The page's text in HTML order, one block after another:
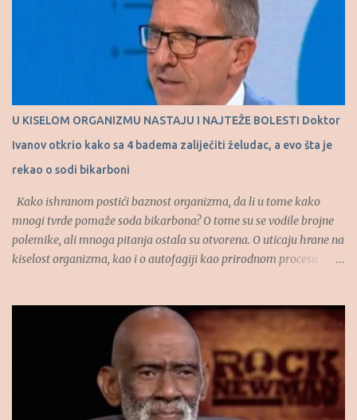
U KISELOM ORGANIZMU NASTAJU I NAJTEŽE BOLESTI Doktor
Ivanov otkrio kako sa 4 badema zaliječiti želudac, a evo šta je
rekao o sodi bikarboni
Kako ishranom postići baznost organizma, da li u tome kako
mnogi tvrde pomaže soda bikarbona? O tome su se vodile brojne
polemike, ali mnoga pitanja ostala su otvorena. O uticaju hrane na
kiselost organizma, kao i o autofagiji kao prirodnom procesu
kako se jede čokolada. Uzme se čokolada za kuvanje, crna
čokolada, uzme se jedna kockica i jedno tri minuta se ta kockica,
kao bombona, rastapa u ustima. Onda uzmemo drugu polovinu
kockice i opet tako sisamo. Osećaj za slatko nalazi se u ustima, ne
u želucu. I što se duže te male količine zadržavaju u ustima, osećaj
slasti će biti prisutan kao da smo pojeli dve, tri table čokolade”,